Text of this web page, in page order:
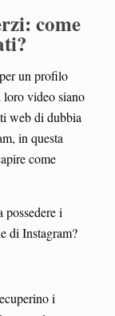
come
un profilo
video siano
web di dubbia
in questa
come
i
di Instagram?
i